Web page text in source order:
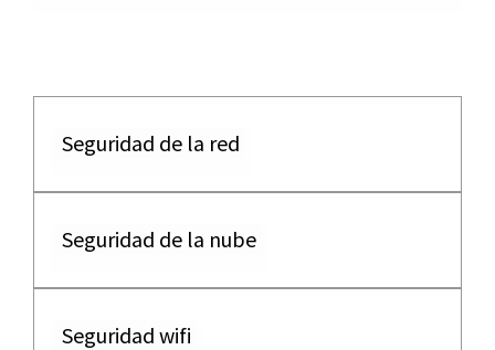
Seguridad de la red
Seguridad de la nube
Seguridad wifi